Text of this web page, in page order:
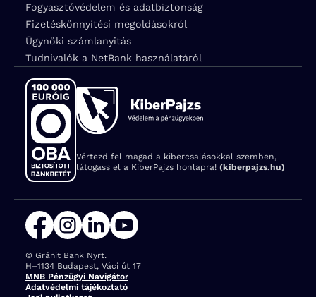
Fogyasztóvédelem és adatbiztonság
Fizetéskönnyítési megoldásokról
Ügynöki számlanyitás
Tudnivalók a NetBank használatáról
Vértezd fel magad a kibercsalásokkal szemben,
látogass el a KiberPajzs honlapra! (kiberpajzs.hu)
© Gránit Bank Nyrt.
Cím:
H–1134 Budapest, Váci út 17
MNB Pénzügyi Navigátor
Adatvédelmi tájékoztató